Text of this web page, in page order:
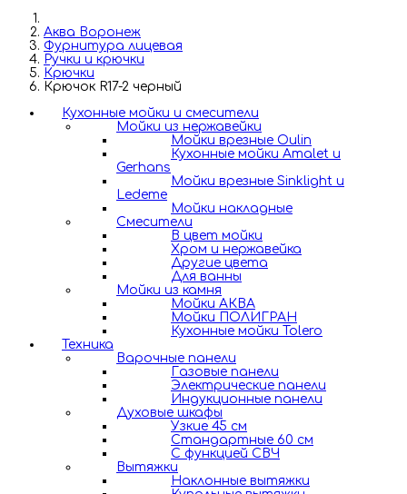
Аква Воронеж
Фурнитура лицевая
Ручки и крючки
Крючки
Крючок R17-2 черный
Кухонные мойки и смесители
Мойки из нержавейки
Мойки врезные Oulin
Кухонные мойки Amalet и
Gerhans
Мойки врезные Sinklight и
Ledeme
Мойки накладные
Смесители
В цвет мойки
Хром и нержавейка
Другие цвета
Для ванны
Мойки из камня
Мойки АКВА
Мойки ПОЛИГРАН
Кухонные мойки Tolero
Техника
Варочные панели
Газовые панели
Электрические панели
Индукционные панели
Духовые шкафы
Узкие 45 см
Стандартные 60 см
С функцией СВЧ
Вытяжки
Наклонные вытяжки